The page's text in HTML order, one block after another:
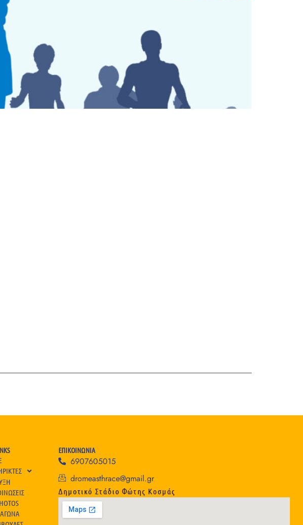
ΕΠΙΚΟΙΝΩΝΙΑ
6907605015
dromeasthrace@gmail.gr
Δημοτικό Στάδιο Φώτης Κοσμάς